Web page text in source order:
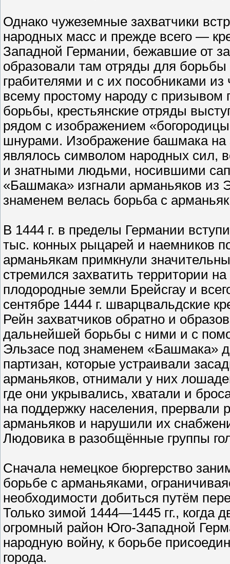
Однако чужеземные захватчики
народных масс и прежде всего —
Западной Германии, бежавшие от
образовали там отряды для
грабителями и с их пособниками
всему простому народу с
борьбы, крестьянские отряды
рядом с изображением
шнурами. Изображение башмака на
являлось символом народных сил,
и знатными людьми, носившими
«Башмака» изгнали арманьяков из
знаменем велась борьба с
В 1444 г. в пределы Германии
тыс. конных рыцарей и наемников
арманьякам примкнули
стремился захватить территории
плодородные земли Брейсгау и
сентябре 1444 г. шварцвальдские
Рейн захватчиков обратно и
дальнейшей борьбы с ними и с
Эльзасе под знаменем «Башмака»
партизан, которые устраивали
арманьяков, отнимали у них
где они укрывались, хватали и
на поддержку населения, прервали
арманьяков и нарушили их
Людовика в разобщённые группы
Сначала немецкое бюргерство
борьбе с арманьяками,
необходимости добиться путём
Только зимой 1444—1445 гг., когда
огромный район Юго-Западной
народную войну, к борьбе
города.